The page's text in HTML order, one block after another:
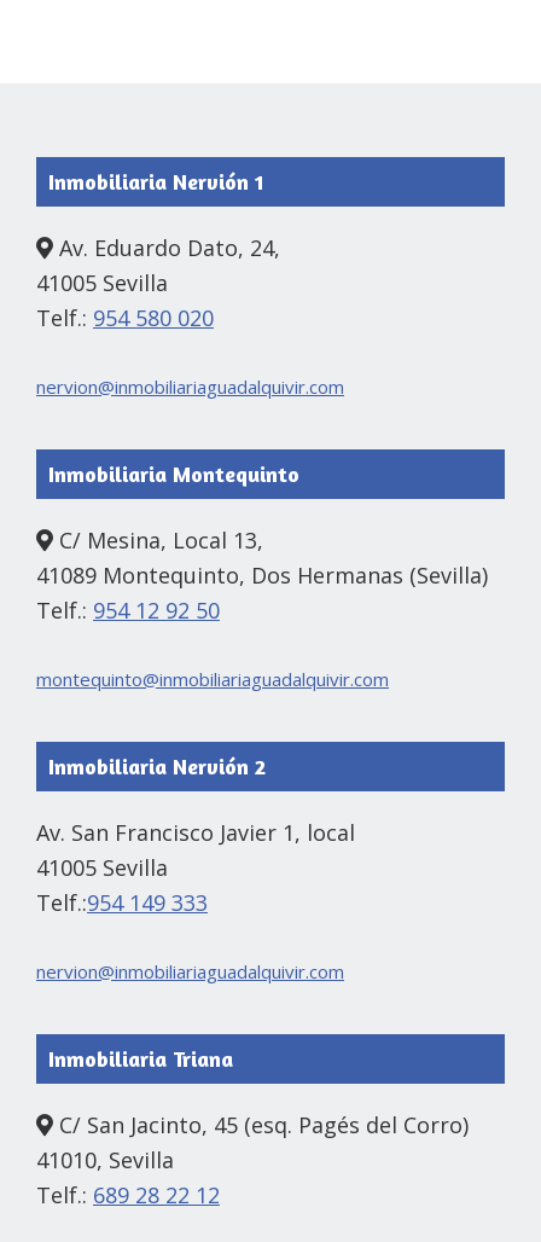
FooterInmobiliaria Nervión 1
Av. Eduardo Dato, 24,
41005 Sevilla
Telf.: 954 580 020
nervion@inmobiliariaguadalquivir.com
Inmobiliaria Montequinto
C/ Mesina, Local 13,
41089 Montequinto, Dos Hermanas (Sevilla)
Telf.: 954 12 92 50
montequinto@inmobiliariaguadalquivir.com
Inmobiliaria Nervión 2
Av. San Francisco Javier 1, local
41005 Sevilla
Telf.:954 149 333
nervion@inmobiliariaguadalquivir.com
Inmobiliaria Triana
C/ San Jacinto, 45 (esq. Pagés del Corro)
41010, Sevilla
Telf.: 689 28 22 12